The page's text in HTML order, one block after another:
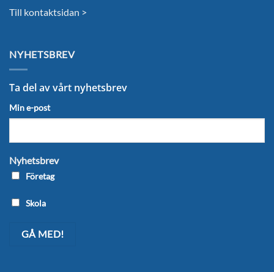
Till kontaktsidan >
NYHETSBREV
Ta del av vårt nyhetsbrev
Min e-post
Nyhetsbrev
Företag
Skola